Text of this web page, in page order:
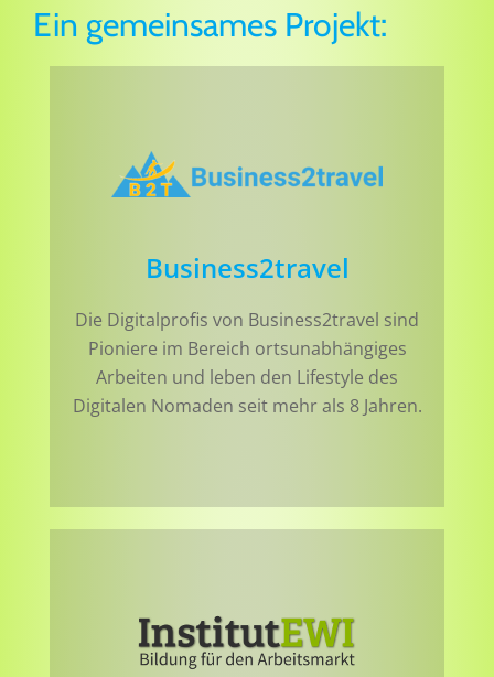
Ein gemeinsames Projekt:
Business2travel
Die Digitalprofis von Business2travel sind
Pioniere im Bereich ortsunabhängiges
Arbeiten und leben den Lifestyle des
Digitalen Nomaden seit mehr als 8 Jahren.